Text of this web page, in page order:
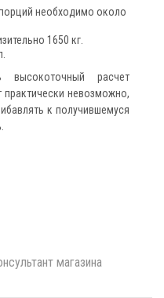
необходимо около
1650 кг.
высокоточный расчет
практически невозможно,
к получившемуся
магазина